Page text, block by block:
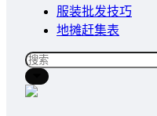
服装批发技巧
地摊赶集表